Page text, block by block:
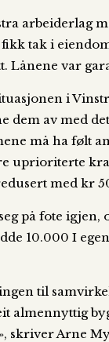
arbeiderlag
tak i
Lånene var
i
dem av med
må ha følt
uprioriterte
med kr
på fote igjen,
10.000 I
til
almennyttig
skriver Arne